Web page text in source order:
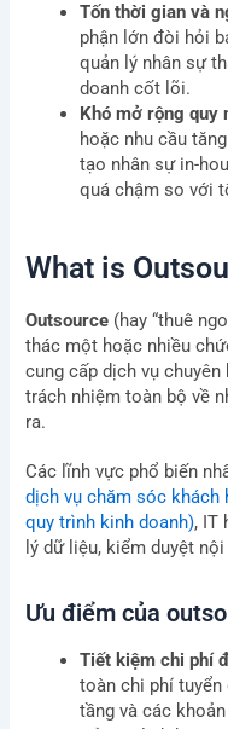
Tốn thời gian và
phận lớn đòi hỏi
quản lý nhân sự
doanh cốt lõi.
Khó mở rộng quy
hoặc nhu cầu
tạo nhân sự in-
quá chậm so với
What is
Outsource(hay “thuê
thác một hoặc nhiều
cung cấp dịch vụ
trách nhiệm toàn bộ về
ra.
Các lĩnh vực phổ biến
dịch vụ chăm sóc khách
quy trình kinh doanh), IT
lý dữ liệu, kiểm duyệt nội
Ưu điểm của
Tiết kiệm chi phí
toàn chi phí tuyển
tầng và các